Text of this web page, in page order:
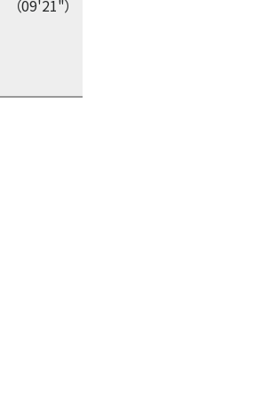
（09'21"）